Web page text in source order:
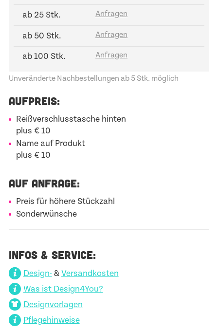
ab 25 Stk.
ab 50 Stk.
ab 100 Stk.
Unveränderte Nachbestellungen ab 5 Stk. möglich
AUFPREIS:
Reißverschlusstasche hinten
plus € 10
Name auf Produkt
plus € 10
AUF ANFRAGE:
Preis für höhere Stückzahl
Sonderwünsche
INFOS & SERVICE:
Design-& Versandkosten
Was ist Design4You?
Designvorlagen
Pflegehinweise